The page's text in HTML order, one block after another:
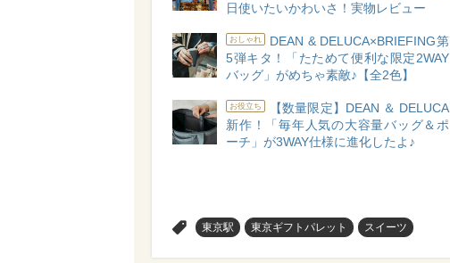
日使いたいかわいさ！実物レビュー
おしゃれ
DEAN & DELUCA×BRIEFING第
5弾キタ！「たためて便利な限定2WAY
バッグ」がめちゃ素敵♪【全2色】
お役立ち
【数量限定】DEAN ＆ DELUCA
新作！「毎年人気の大容量バッグ＆ポ
ーチ」が3WAY仕様に進化したよ♪
東京駅 東京ギフトパレット スイーツ